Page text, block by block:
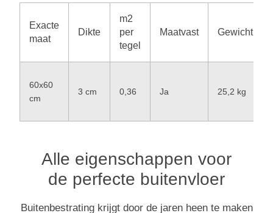
Exacte
maat
Dikte
m2
per
tegel
Maatvast Gewicht
60x60
cm
3 cm 0,36 Ja 25,2 kg
Alle eigenschappen voor
de perfecte buitenvloer
Buitenbestrating krijgt door de jaren heen te maken